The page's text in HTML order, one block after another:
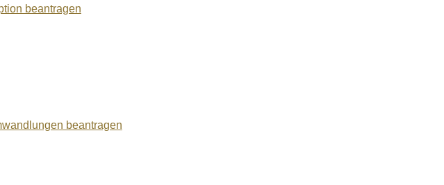
beantragen
beantragen